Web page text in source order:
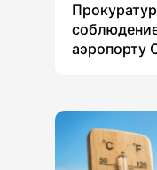
аэропорту